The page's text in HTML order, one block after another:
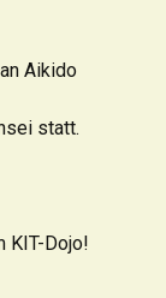
Aikido
statt.
KIT-Dojo!